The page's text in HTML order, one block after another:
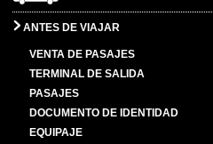
ANTES DE VIAJAR
VENTA DE PASAJES
TERMINAL DE SALIDA
PASAJES
DOCUMENTO DE IDENTIDAD
EQUIPAJE